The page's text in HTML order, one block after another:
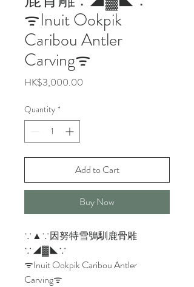
ᯤInuit Ookpik
Caribou Antler
Carvingᯤ
HK$3,000.00
Quantity *
Add to Cart
Buy Now
∵▲∵因努特雪鴞馴鹿骨雕
∵◢▓◣∵
ᯤInuit Ookpik Caribou Antler
Carvingᯤ